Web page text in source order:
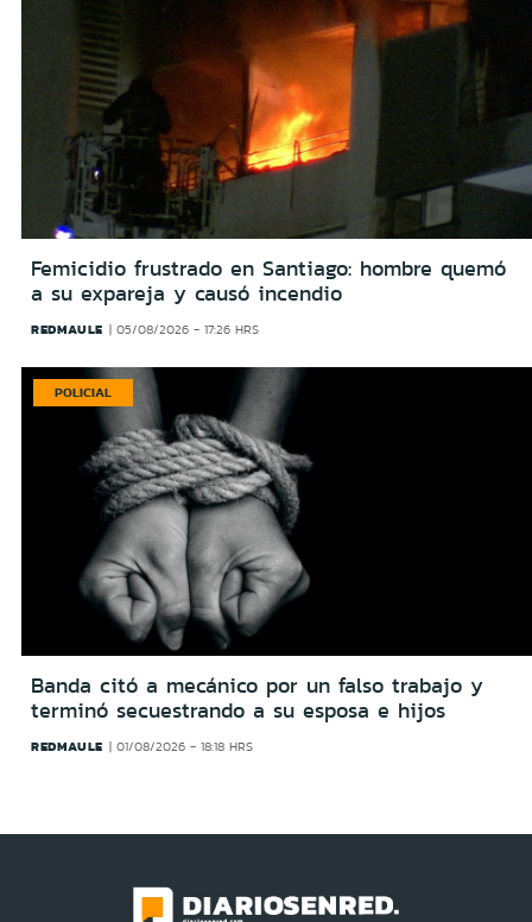
Femicidio frustrado en Santiago: hombre quemó
a su expareja y causó incendio
REDMAULE 05/08/2026 - 17:26 HRS
POLICIAL
Banda citó a mecánico por un falso trabajo y
terminó secuestrando a su esposa e hijos
REDMAULE 01/08/2026 - 18:18 HRS